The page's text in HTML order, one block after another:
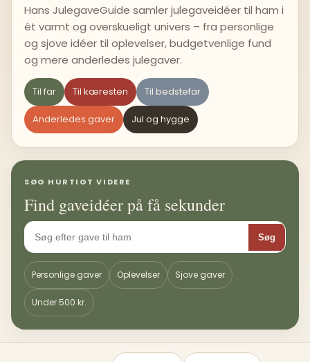
Hans JulegaveGuide samler julegaveidéer til ham i
ét varmt og overskueligt univers – fra personlige
og sjove idéer til oplevelser, budgetvenlige fund
og mere anderledes julegaver.
Til far Til kæresten Til bedstefar
Anderledes gaver Jul og hygge
SØG HURTIGT VIDERE
Find gaveidéer på få sekunder
Søg
Personlige gaver Oplevelser Sjove gaver
Under 500 kr.